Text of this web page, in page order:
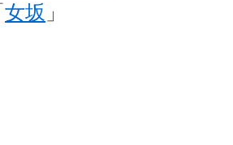
女坂 」